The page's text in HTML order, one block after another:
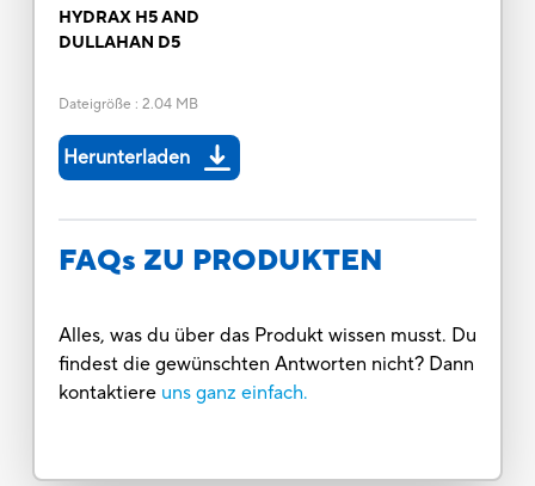
HYDRAX H5 AND
DULLAHAN D5
Dateigröße : 2.04 MB
Herunterladen
FAQs ZU PRODUKTEN
Alles, was du über das Produkt wissen musst. Du
findest die gewünschten Antworten nicht? Dann
kontaktiere uns ganz einfach.